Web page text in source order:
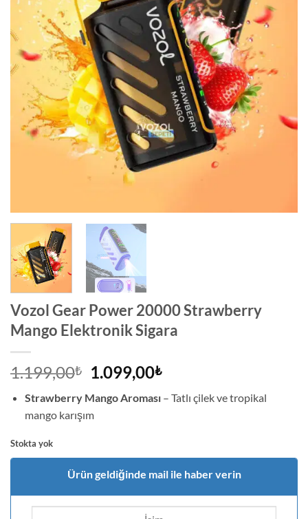
Vozol Gear Power 20000 Strawberry
Mango Elektronik Sigara
1.199,00₺
Orijinal
1.199,00₺.
1.099,00₺Şu
fiyat:
Strawberry Mango Aroması– Tatlı çilek ve tropikal
mango karışım
Stokta yok
Ürün geldiğinde mail ile haber verin